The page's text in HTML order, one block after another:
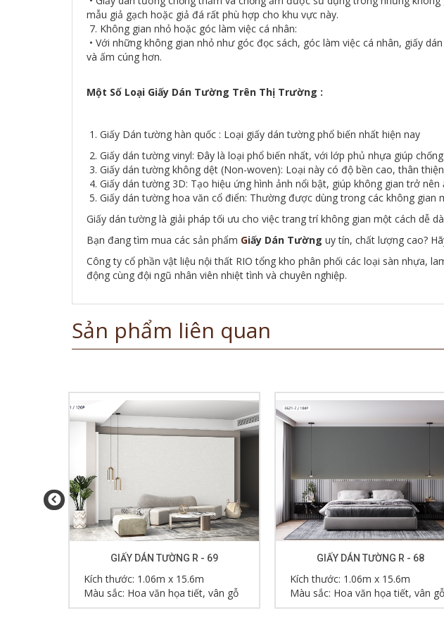
mẫu giả gạch hoặc giả đá rất phù hợp cho khu vực này.
7. Không gian nhỏ hoặc góc làm việc cá nhân:
• Với những không gian nhỏ như góc đọc sách, góc làm việc cá nhân, giấy
và ấm cúng hơn.
Một Số Loại Giấy Dán Tường Trên Thị Trường :
1. Giấy Dán tường hàn quốc : Loại giấy dán tường phổ biến nhất hiện nay
2. Giấy dán tường vinyl: Đây là loại phổ biến nhất, với lớp phủ nhựa giúp
3. Giấy dán tường không dệt (Non-woven): Loại này có độ bền cao, thân
4. Giấy dán tường 3D: Tạo hiệu ứng hình ảnh nổi bật, giúp không gian trở
5. Giấy dán tường hoa văn cổ điển: Thường được dùng trong các không gian
Giấy dán tường là giải pháp tối ưu cho việc trang trí không gian một cách dễ
Bạn đang tìm mua các sản phẩm Giấy Dán Tường uy tín, chất lượng cao?
Công ty cổ phần vật liệu nội thất RIO tổng kho phân phối các loại sàn nhựa,
động cùng đội ngũ nhân viên nhiệt tình và chuyên nghiệp.
Sản phẩm liên quan
GIẤY DÁN TƯỜNG R - 69
Kích thước: 1.06m x 15.6m
Màu sắc: Hoa văn họa tiết, vân gỗ
GIẤY DÁN TƯỜNG R - 68
Kích thước: 1.06m x 15.6m
Màu sắc: Hoa văn họa tiết, vân gỗ